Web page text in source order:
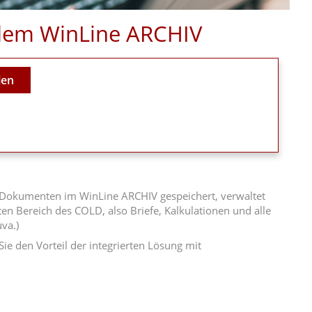
WinLine ARCHIV
im WinLine ARCHIV gespeichert, verwaltet
Bereich des COLD, also Briefe, Kalkulationen und alle
den Vorteil der integrierten Lösung mit